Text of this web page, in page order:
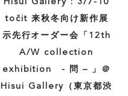
Hisui Gallery : 3/7-10
točit 来秋冬向け新作展
示先行オーダー会「12th
A/W collection
exhibition - 問 – 」＠
Hisui Gallery（東京都渋